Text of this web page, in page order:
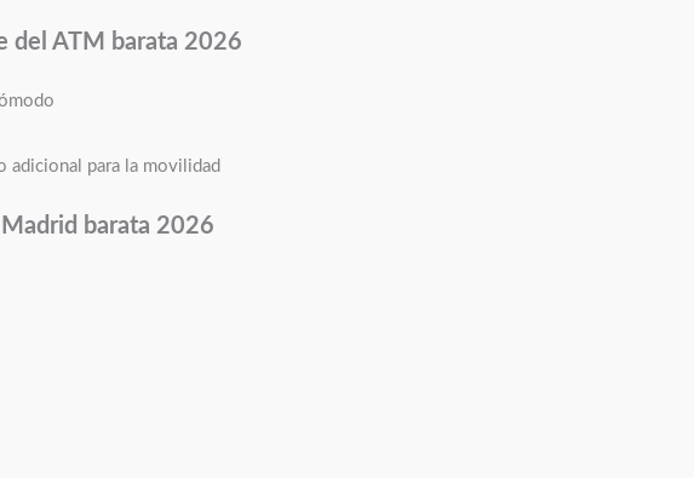
del ATM barata 2026
adicional para la movilidad
barata 2026